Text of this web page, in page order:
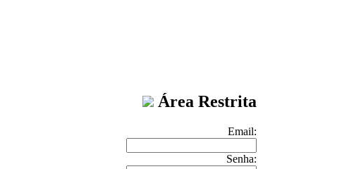
Área Restrita
Email:
Senha: